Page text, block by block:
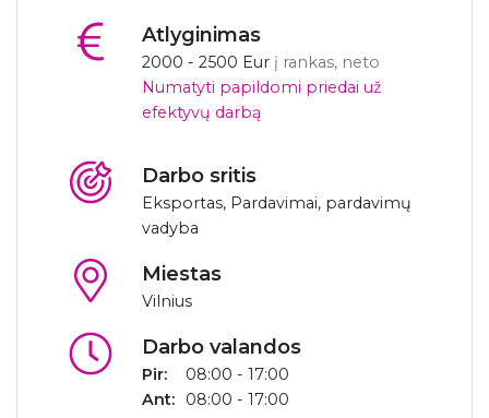
Atlyginimas
2000 - 2500 Eur į rankas, neto
Numatyti papildomi priedai už
efektyvų darbą
Darbo sritis
Eksportas, Pardavimai, pardavimų
vadyba
Miestas
Vilnius
Darbo valandos
Pir:
08:00 - 17:00
Ant:
08:00 - 17:00